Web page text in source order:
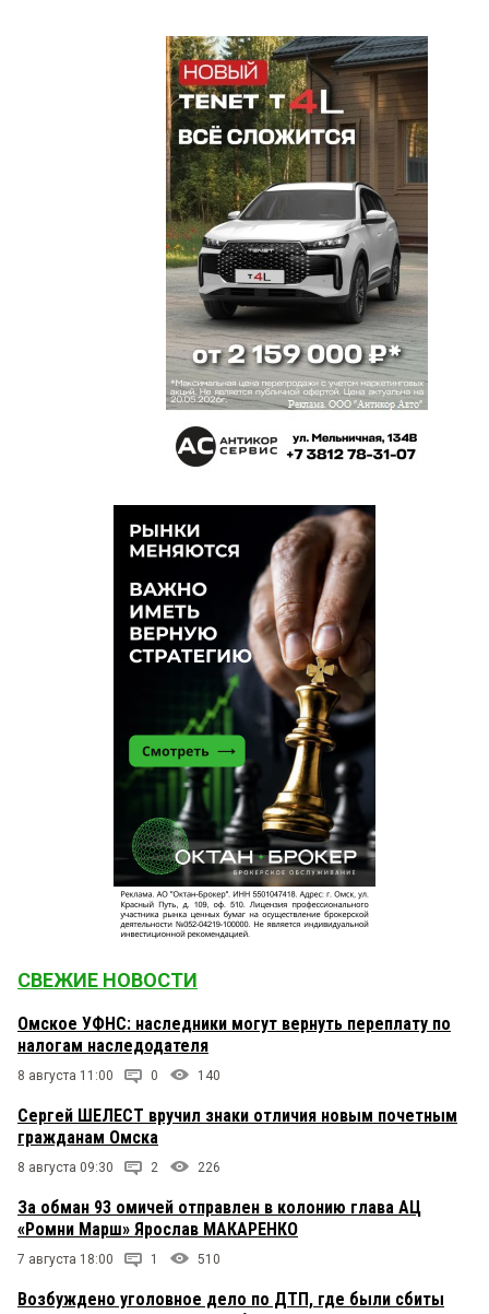
СВЕЖИЕ НОВОСТИ
Омское УФНС: наследники могут вернуть переплату по
налогам наследодателя
8 августа 11:00 0 140
Сергей ШЕЛЕСТ вручил знаки отличия новым почетным
гражданам Омска
8 августа 09:30 2 226
За обман 93 омичей отправлен в колонию глава АЦ
«Ромни Марш» Ярослав МАКАРЕНКО
7 августа 18:00 1 510
Возбуждено уголовное дело по ДТП, где были сбиты